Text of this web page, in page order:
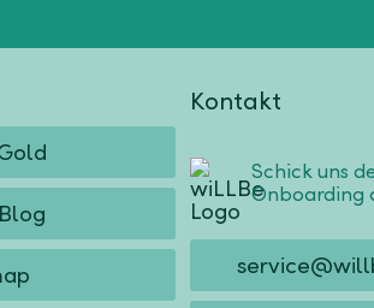
Kontakt
Schick uns
Onboarding